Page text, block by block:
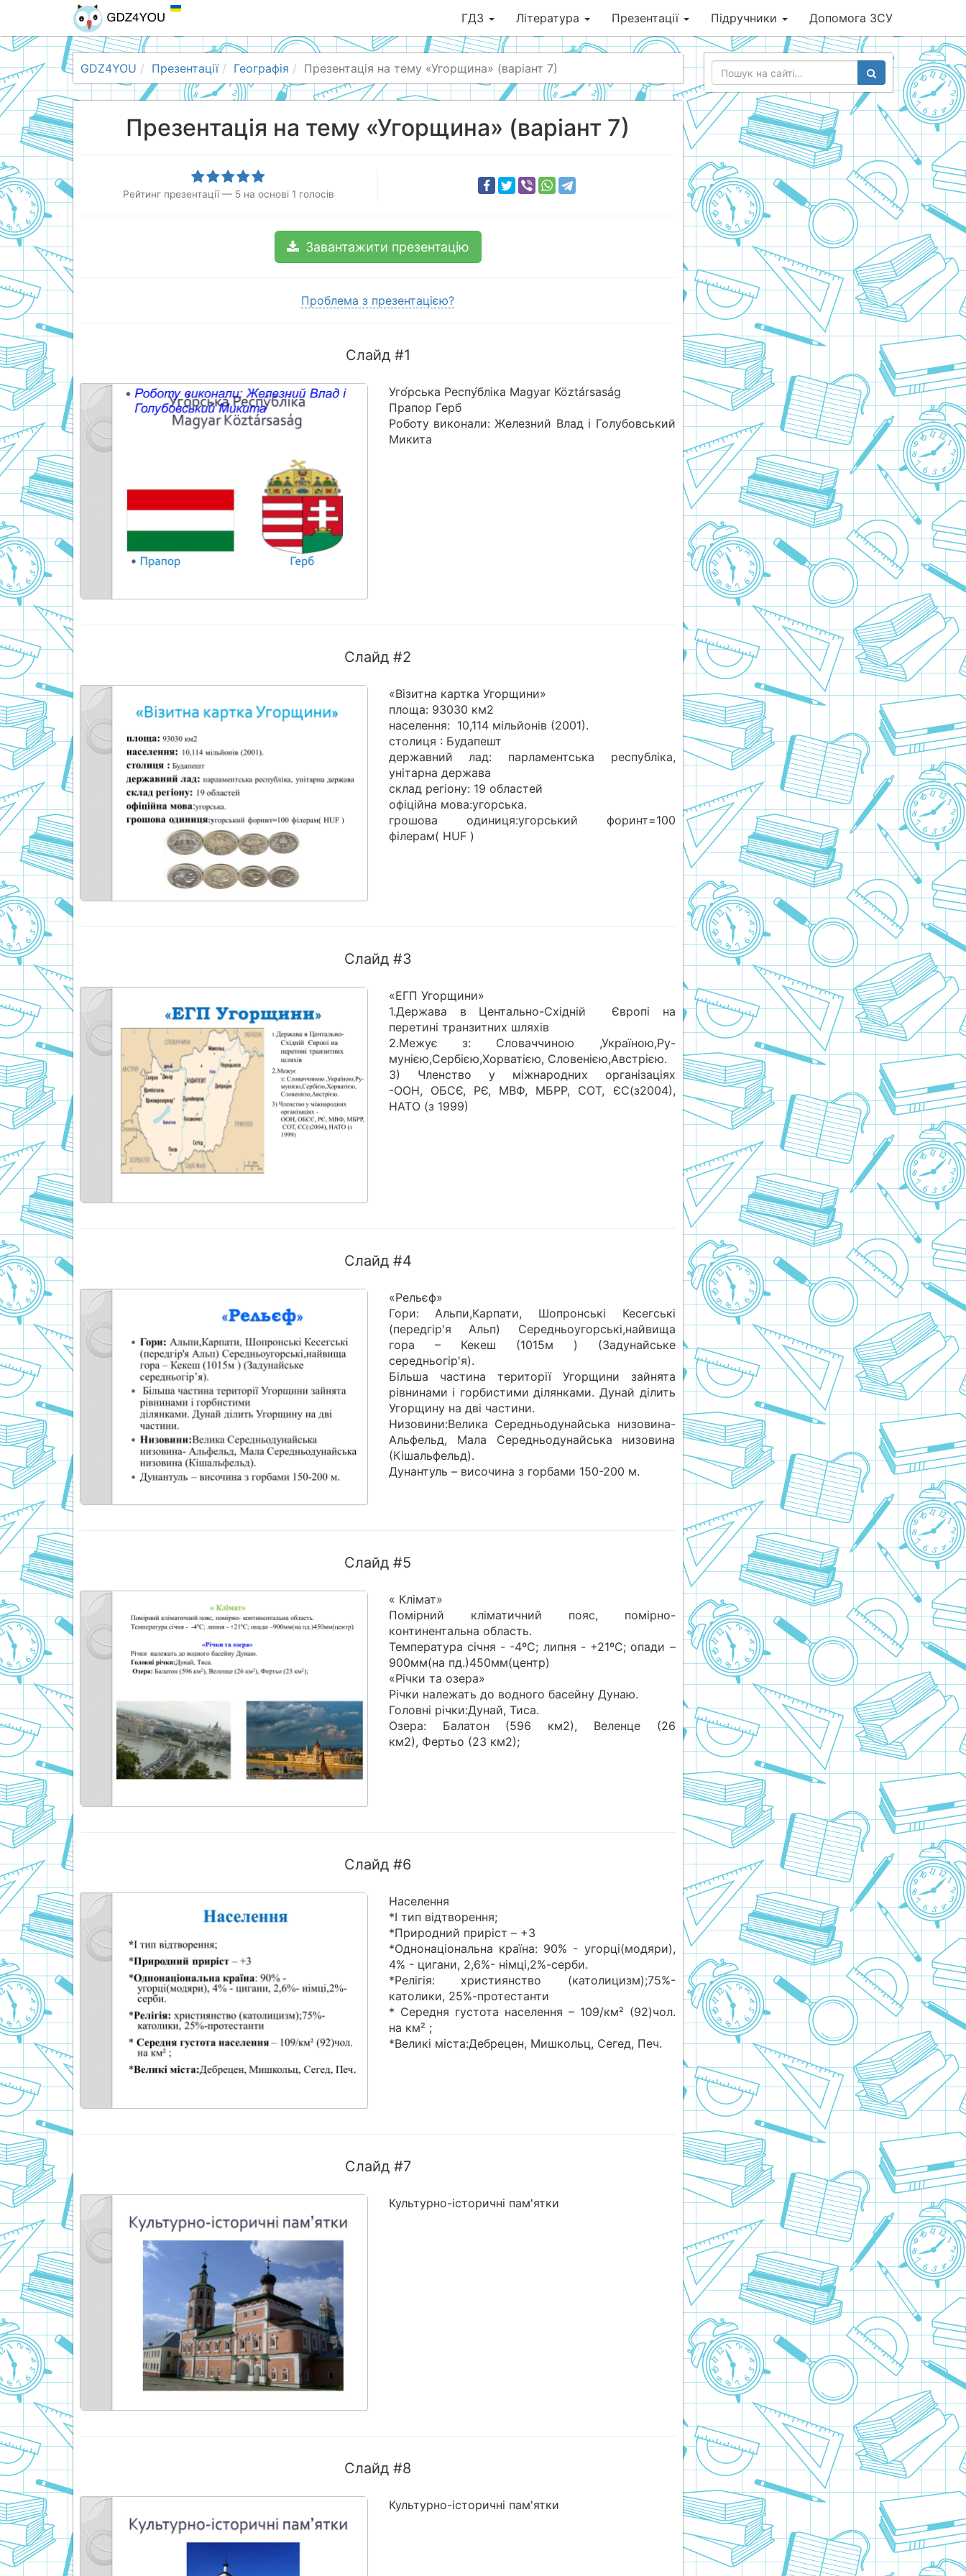
ГДЗ Література Презентації Підручники Допомога ЗСУ
GDZ4YOU Презентації Географія Презентація на тему «Угорщина» (варіант 7)
Презентація на тему «Угорщина» (варіант 7)
Рейтинг презентації — 5 на основі 1 голосів
Завантажити презентацію
Проблема з презентацією?
Слайд #1
Уго́рська Респу́бліка Magyar Köztársaság
Прапор Герб
Роботу виконали: Железний Влад і Голубовський
Микита
Слайд #2
«Візитна картка Угорщини»
площа: 93030 км2
населення: 10,114 мільйонів (2001).
столиця : Будапешт
державний лад: парламентська республіка,
унітарна держава
склад регіону: 19 областей
офіційна мова:угорська.
грошова одиниця:угорський форинт=100
філерам( HUF )
Слайд #3
«ЕГП Угорщини»
1.Держава в Центально-Східній Європі на
перетині транзитних шляхів
2.Межує з: Словаччиною ,Україною,Ру-
мунією,Сербією,Хорватією, Словенією,Австрією.
3) Членство у міжнародних організаціях
-ООН, ОБСЄ, РЄ, МВФ, МБРР, СОТ, ЄС(з2004),
НАТО (з 1999)
Слайд #4
«Рельєф»
Гори: Альпи,Карпати, Шопронські Кесегські
(передгір'я Альп) Середньоугорські,найвища
гора – Кекеш (1015м ) (Задунайське
середньогір'я).
Більша частина території Угорщини зайнята
рівнинами і горбистими ділянками. Дунай ділить
Угорщину на дві частини.
Низовини:Велика Середньодунайська низовина-
Альфельд, Мала Середньодунайська низовина
(Кішальфельд).
Дунантуль – височина з горбами 150-200 м.
Слайд #5
« Клімат»
Помірний кліматичний пояс, помірно-
континентальна область.
Температура січня - -4ºС; липня - +21ºС; опади –
900мм(на пд.)450мм(центр)
«Річки та озера»
Річки належать до водного басейну Дунаю.
Головні річки:Дунай, Тиса.
Озера: Балатон (596 км2), Веленце (26
км2), Фертьо (23 км2);
Слайд #6
Населення
*І тип відтворення;
*Природний приріст – +3
*Однонаціональна країна: 90% - угорці(модяри),
4% - цигани, 2,6%- німці,2%-серби.
*Релігія: християнство (католицизм);75%-
католики, 25%-протестанти
* Середня густота населення – 109/км² (92)чол.
на км² ;
*Великі міста:Дебрецен, Мишкольц, Сегед, Печ.
Слайд #7
Культурно-історичні пам'ятки
Слайд #8
Культурно-історичні пам'ятки